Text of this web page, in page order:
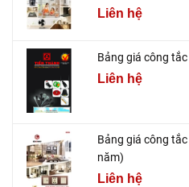
Liên hệ
Bảng giá công
Liên hệ
Bảng giá công
năm)
Liên hệ